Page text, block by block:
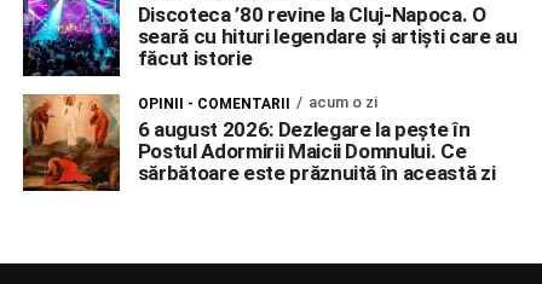
Discoteca ’80 revine la Cluj-Napoca. O
seară cu hituri legendare și artiști care au
făcut istorie
OPINII - COMENTARII acum o zi
6 august 2026: Dezlegare la pește în
Postul Adormirii Maicii Domnului. Ce
sărbătoare este prăznuită în această zi